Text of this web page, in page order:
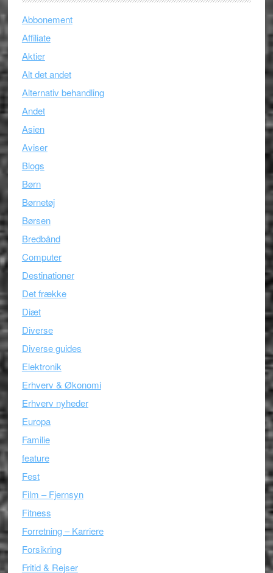
Abbonement
Affiliate
Aktier
Alt det andet
Alternativ behandling
Andet
Asien
Aviser
Blogs
Børn
Børnetøj
Børsen
Bredbånd
Computer
Destinationer
Det frække
Diæt
Diverse
Diverse guides
Elektronik
Erhverv & Økonomi
Erhverv nyheder
Europa
Familie
feature
Fest
Film – Fjernsyn
Fitness
Forretning – Karriere
Forsikring
Fritid & Rejser